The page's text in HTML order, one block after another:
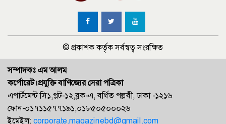
© প্রকাশক কর্তৃক সর্বস্বত্ব সংরক্ষিত
সম্পাদকঃ এম আলম
কর্পোরেট।প্রযুক্তি বাণিজ্যের সেরা পত্রিকা
এপার্টমেন্ট সি১,প্লট-১২,ব্লক-এ, বর্ধিত পল্লবী, ঢাকা -১২১৬
ফোন-০১৭১১৫৭৭১৯১,০১৮৫০৫০০০২৬
ইমেইল:corporate.magazinebd@gmail.com